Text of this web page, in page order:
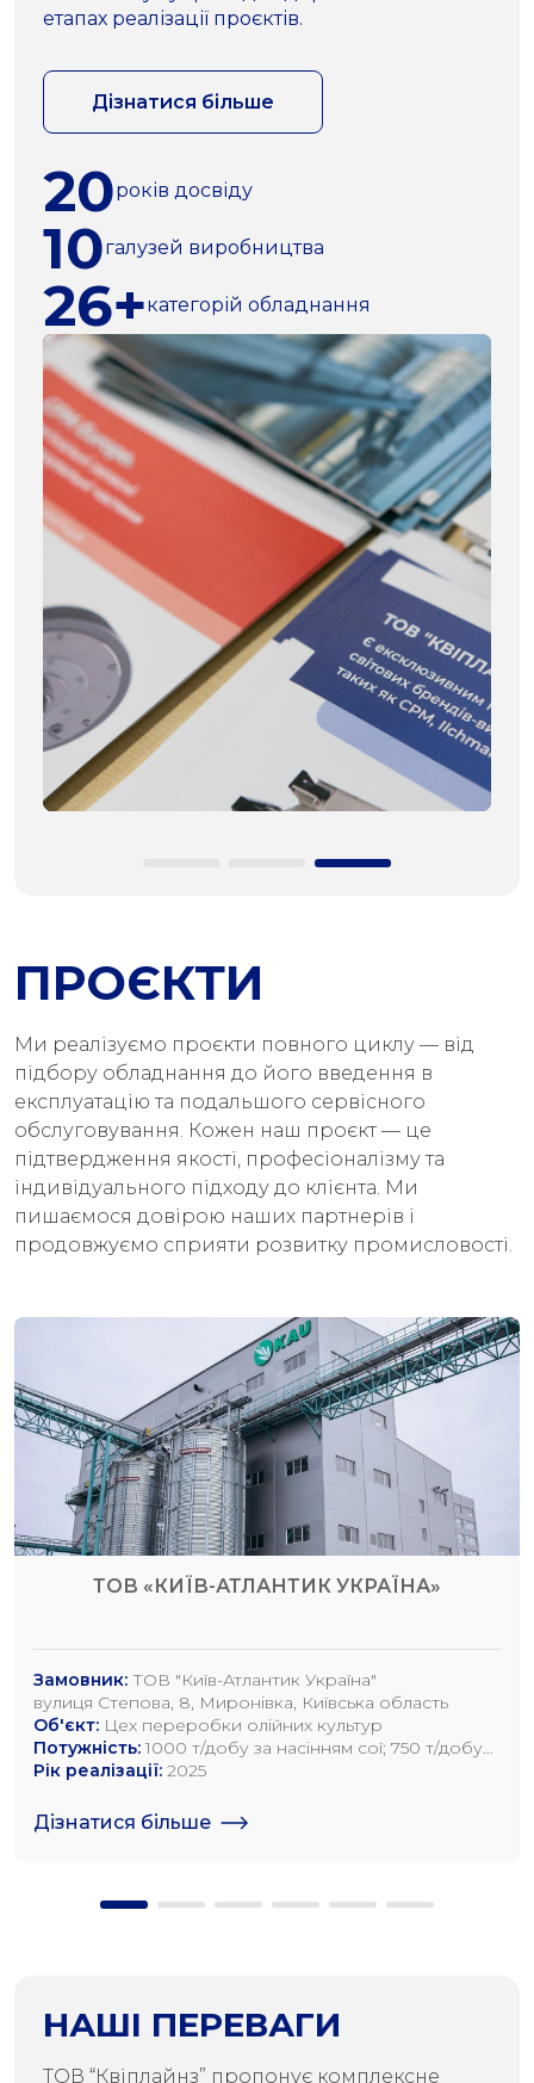
етапах реалізації проєктів.
Дізнатися більше
20років досвіду
10галузей виробництва
26+категорій обладнання
ПРОЄКТИ
Ми реалізуємо проєкти повного циклу — від
підбору обладнання до його введення в
експлуатацію та подальшого сервісного
обслуговування. Кожен наш проєкт — це
підтвердження якості, професіоналізму та
індивідуального підходу до клієнта. Ми
пишаємося довірою наших партнерів і
продовжуємо сприяти розвитку промисловості.
ТОВ «КИЇВ-АТЛАНТИК УКРАЇНА»
Замовник: ТОВ "Київ-Атлантик Україна"
вулиця Степова, 8, Миронівка, Київська область
Об'єкт: Цех переробки олійних культур
Потужність: 1000 т/добу за насінням сої; 750 т/добу
за насінням ріпаку; 1200 т/добу по насінню
Рік реалізації: 2025
Дізнатися більше
НАШІ ПЕРЕВАГИ
ТОВ “Квіплайнз” пропонує комплексне